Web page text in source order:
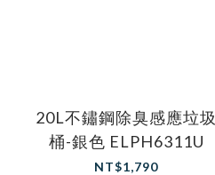
20L不鏽鋼除臭感應垃圾
桶-銀色 ELPH6311U
NT$1,790